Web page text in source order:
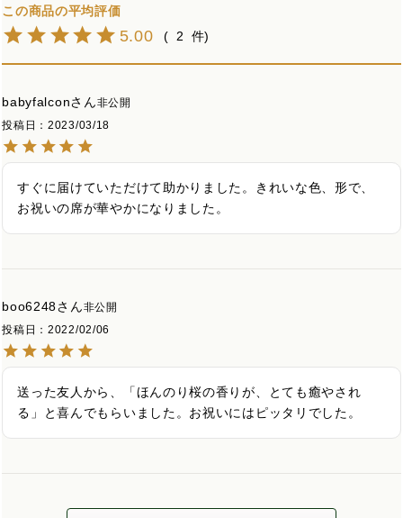
5.00 2
babyfalcon
非公開
投稿日
2023/03/18
すぐに届けていただけて助かりました。きれいな色、形で、
お祝いの席が華やかになりました。
boo6248
非公開
投稿日
2022/02/06
送った友人から、「ほんのり桜の香りが、とても癒やされ
る」と喜んでもらいました。お祝いにはピッタリでした。